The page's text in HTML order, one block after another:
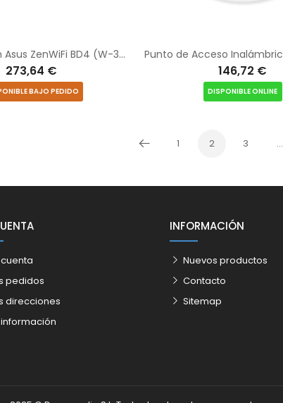
Sistema Mesh Asus ZenWiFi BD4 (W-3-PK) 3600Mbps/ 2.4GHz 5GHz/ Pack de 3
273,64 €
BAJO PEDIDO
146,72 €
DISPONIBLE ONLINE
Anterior
1 2 3 …
pedidos
direcciones
información
INFORMACIÓN
Nuevos productos
Contacto
Sitemap